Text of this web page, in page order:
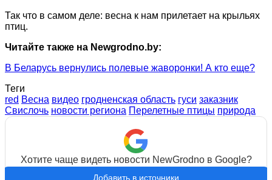
Так что в самом деле: весна к нам прилетает на крыльях
птиц.
Читайте также на Newgrodno.by:
В Беларусь вернулись полевые жаворонки! А кто еще?
Теги
red Весна видео гродненская область гуси заказник
Свислочь новости региона Перелетные птицы природа
Хотите чаще видеть новости NewGrodno в Google?
Добавить в источники